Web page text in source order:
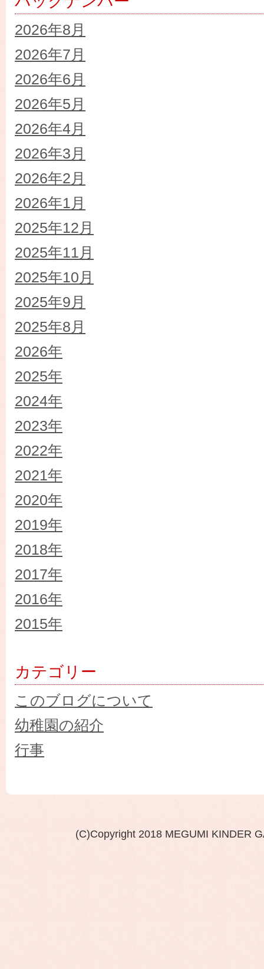
2026年8月
2026年7月
2026年6月
2026年5月
2026年4月
2026年3月
2026年2月
2026年1月
2025年12月
2025年11月
2025年10月
2025年9月
2025年8月
2026年
2025年
2024年
2023年
2022年
2021年
2020年
2019年
2018年
2017年
2016年
2015年
カテゴリー
このブログについて
幼稚園の紹介
行事
(C)Copyright 2018 MEGUMI KINDER